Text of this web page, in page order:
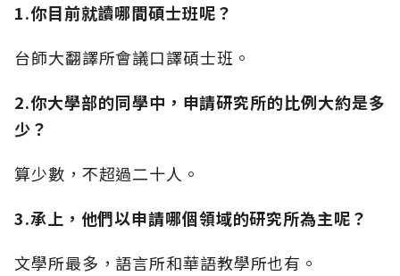
1.你目前就讀哪間碩士班呢？
台師大翻譯所會議口譯碩士班。
2.你大學部的同學中，申請研究所的比例大約是多
少？
算少數，不超過二十人。
3.承上，他們以申請哪個領域的研究所為主呢？
文學所最多，語言所和華語教學所也有。